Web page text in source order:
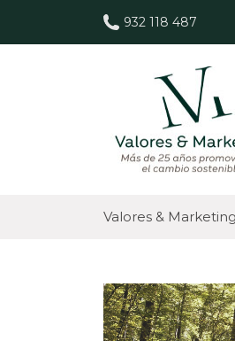
932 118 487
Valores & Marketing